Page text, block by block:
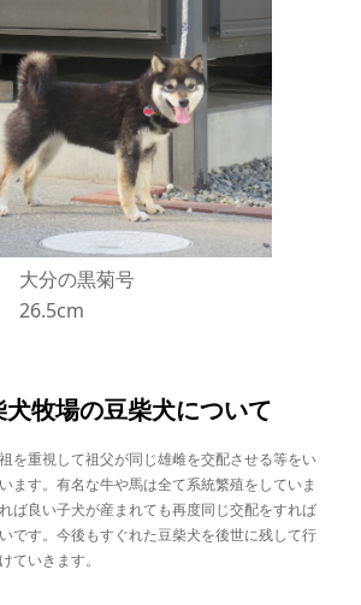
大分の黒菊号
26.5cm
牧場の豆柴犬について
を重視して祖父が同じ雄雌を交配させる等をい
ます。有名な牛や馬は全て系統繁殖をしていま
ば良い子犬が産まれても再度同じ交配をすれば
です。今後もすぐれた豆柴犬を後世に残して行
ていきます。